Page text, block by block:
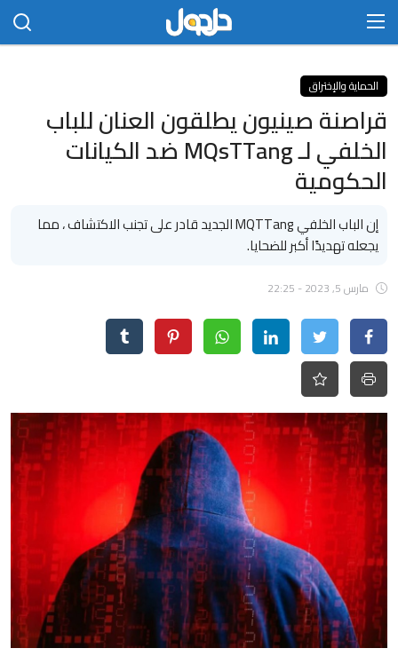
الدخول
الرئيسية
الاتصال بنا
حلحول
أخبار
تكنلوجيا
علوم
رياضة
الطقس
إقتصاد
صور وفنون
معرض الصور
صوتيات
التوجيهي
الحماية والإختراق
قراصنة صينيون يطلقون العنان للباب
الخلفي لـ MQsTTang ضد الكيانات
الحكومية
إن الباب الخلفي MQTTang الجديد قادر على تجنب الاكتشاف ، مما
يجعله تهديدًا أكبر للضحايا.
مارس 5, 2023 - 22:25